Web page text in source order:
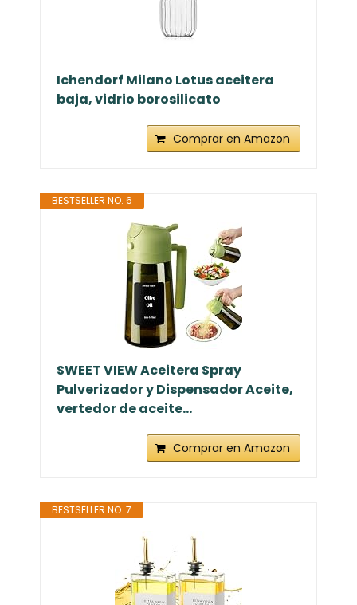
Ichendorf Milano Lotus aceitera
baja, vidrio borosilicato
Comprar en Amazon
BESTSELLER NO. 6
SWEET VIEW Aceitera Spray
Pulverizador y Dispensador Aceite,
vertedor de aceite...
Comprar en Amazon
BESTSELLER NO. 7